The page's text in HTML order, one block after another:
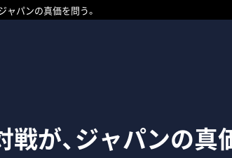
ャパンの真価を問う。
が、ジャパンの真